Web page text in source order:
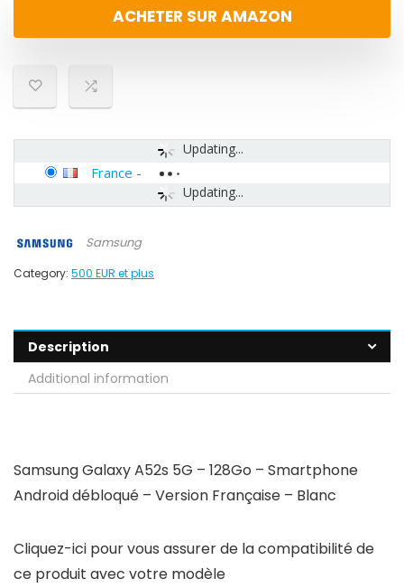
ACHETER SUR AMAZON
Updating...
Updating...
France -
Samsung
Category: 500 EUR et plus
Description
Additional information
Samsung Galaxy A52s 5G – 128Go – Smartphone
Android débloqué – Version Française – Blanc
Cliquez-ici pour vous assurer de la compatibilité de
ce produit avec votre modèle